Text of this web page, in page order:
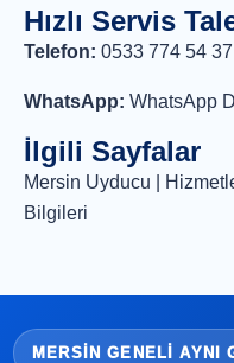
Hızlı Servis
Telefon: 0533 774 54 37
WhatsApp: WhatsApp
İlgili Sayfalar
Mersin Uyducu
Bilgileri
MERSIN GENELI AYNI